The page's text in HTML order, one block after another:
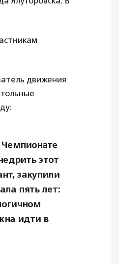
движения
этот
закупили
пять лет:
идти в